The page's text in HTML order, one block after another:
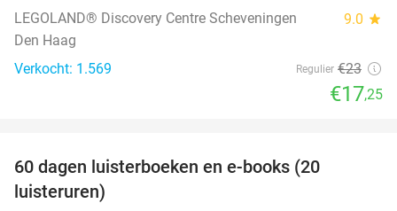
LEGOLAND® Discovery Centre Scheveningen 9.0 star
Den Haag
Verkocht: 1.569
Regulier €23
€17,25
60 dagen luisterboeken en e-books (20
luisteruren)